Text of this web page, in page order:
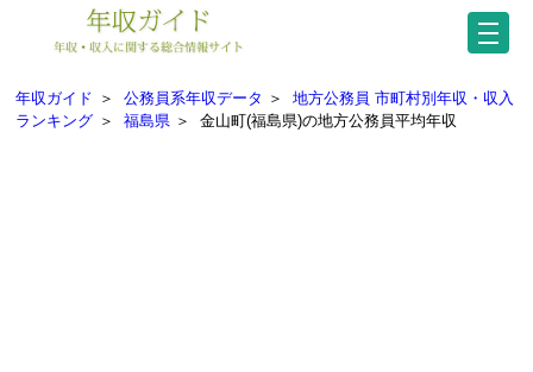
年収ガイド ＞ 公務員系年収データ ＞
地方公務員 市町村別年収・収入
ランキング ＞ 福島県 ＞ 金山町(福島県)の地方公務員平均年収